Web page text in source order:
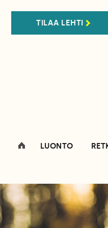
TILAA LEHTI
LUONTO